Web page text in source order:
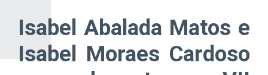
Isabel Abalada Matos e
Isabel Moraes Cardoso